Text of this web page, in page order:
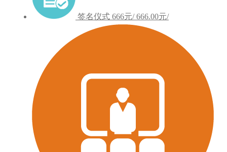
签名仪式 666元/ 666.00元/